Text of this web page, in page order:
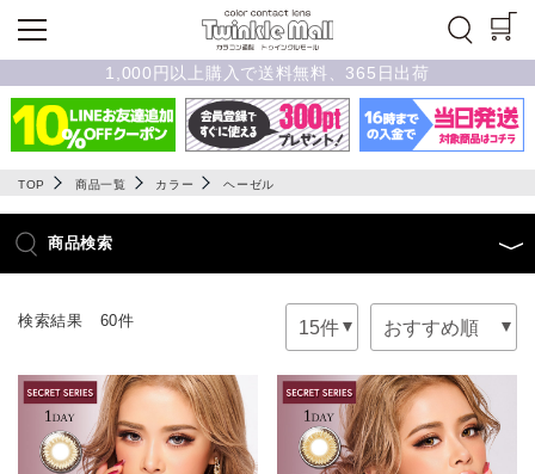
1,000円以上購入で送料無料、365日出荷
TOP 商品一覧 カラー ヘーゼル
商品検索
検索結果 60件